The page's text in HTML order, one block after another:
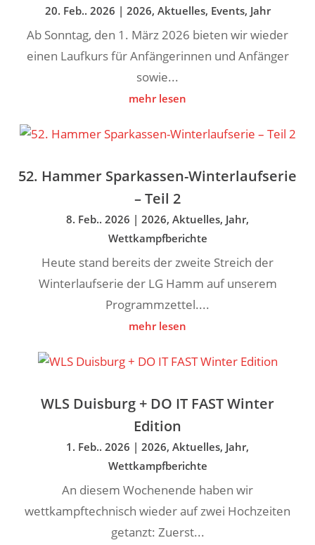
20. Feb.. 2026 | 2026, Aktuelles, Events, Jahr
Ab Sonntag, den 1. März 2026 bieten wir wieder
einen Laufkurs für Anfängerinnen und Anfänger
sowie...
mehr lesen
52. Hammer Sparkassen-Winterlaufserie
– Teil 2
8. Feb.. 2026 | 2026, Aktuelles, Jahr,
Wettkampfberichte
Heute stand bereits der zweite Streich der
Winterlaufserie der LG Hamm auf unserem
Programmzettel....
mehr lesen
WLS Duisburg + DO IT FAST Winter
Edition
1. Feb.. 2026 | 2026, Aktuelles, Jahr,
Wettkampfberichte
An diesem Wochenende haben wir
wettkampftechnisch wieder auf zwei Hochzeiten
getanzt: Zuerst...